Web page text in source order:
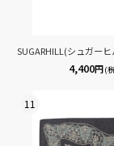
4,400円(
11